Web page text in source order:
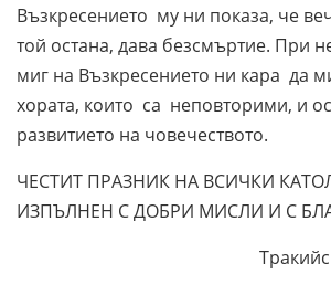
Възкресението му ни показа, че
той остана, дава безсмъртие. При
миг на Възкресението ни кара да
хората, които са неповторими, и
развитието на човечеството.
ЧЕСТИТ ПРАЗНИК НА ВСИЧКИ
ИЗПЪЛНЕН С ДОБРИ МИСЛИ И С
Тракийски